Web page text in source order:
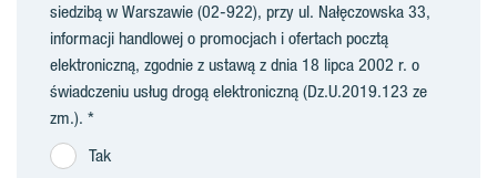
siedzibą w Warszawie (02-922), przy ul. Nałęczowska 33,
informacji handlowej o promocjach i ofertach pocztą
elektroniczną, zgodnie z ustawą z dnia 18 lipca 2002 r. o
świadczeniu usług drogą elektroniczną (Dz.U.2019.123 ze
zm.).
Tak